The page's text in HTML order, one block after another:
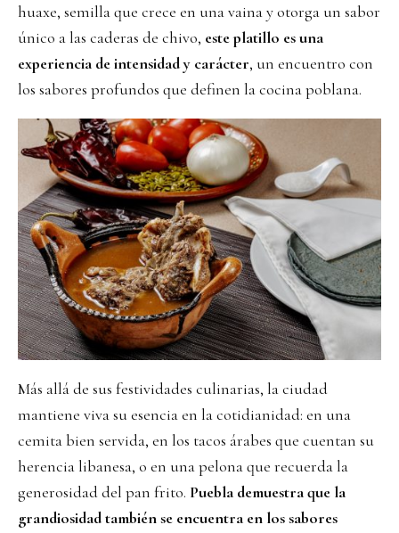
huaxe, semilla que crece en una vaina y otorga un sabor
único a las caderas de chivo, este platillo es una
experiencia de intensidad y carácter, un encuentro con
los sabores profundos que definen la cocina poblana.
Más allá de sus festividades culinarias, la ciudad
mantiene viva su esencia en la cotidianidad: en una
cemita bien servida, en los tacos árabes que cuentan su
herencia libanesa, o en una pelona que recuerda la
generosidad del pan frito. Puebla demuestra que la
grandiosidad también se encuentra en los sabores